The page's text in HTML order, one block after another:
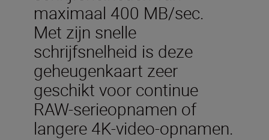
maximaal 400 MB/sec.
Met zijn snelle
schrijfsnelheid is deze
geheugenkaart zeer
geschikt voor continue
RAW-serieopnamen of
langere 4K-video-opnamen.